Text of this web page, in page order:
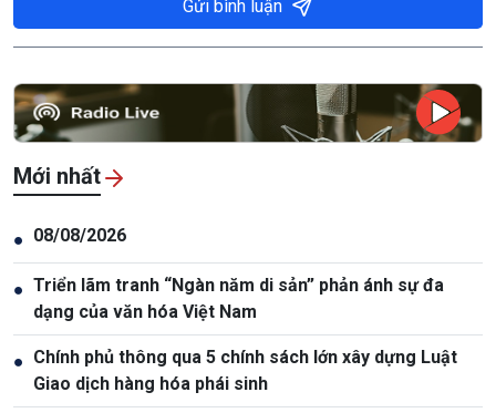
Gửi bình luận
Mới nhất
● 08/08/2026
● Triển lãm tranh “Ngàn năm di sản” phản ánh sự đa
dạng của văn hóa Việt Nam
● Chính phủ thông qua 5 chính sách lớn xây dựng Luật
Giao dịch hàng hóa phái sinh